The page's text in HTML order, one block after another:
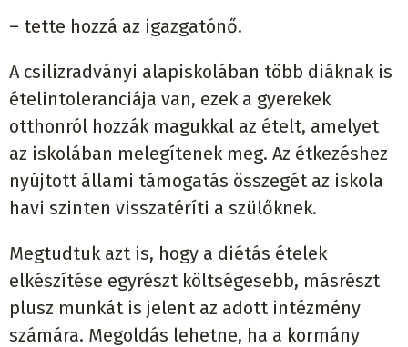
– tette hozzá az igazgatónő.
A csilizradványi alapiskolában több diáknak is
ételintoleranciája van, ezek a gyerekek
otthonról hozzák magukkal az ételt, amelyet
az iskolában melegítenek meg. Az étkezéshez
nyújtott állami támogatás összegét az iskola
havi szinten visszatéríti a szülőknek.
Megtudtuk azt is, hogy a diétás ételek
elkészítése egyrészt költségesebb, másrészt
plusz munkát is jelent az adott intézmény
számára. Megoldás lehetne, ha a kormány